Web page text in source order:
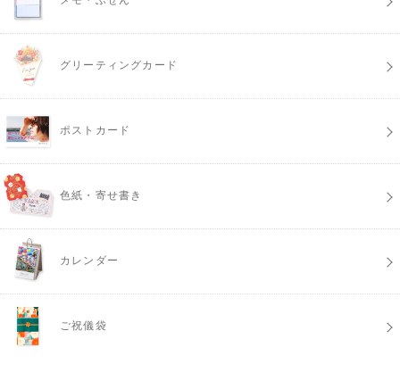
グリーティングカード
ポストカード
色紙・寄せ書き
カレンダー
ご祝儀袋